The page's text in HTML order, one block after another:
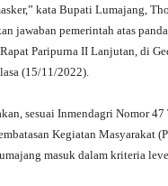
kata Bupati Lumajang,
jawaban pemerintah atas
Paripurna II Lanjutan, di
(15/11/2022).
sesuai Inmendagri Nomor 47
Kegiatan Masyarakat
masuk dalam kriteria